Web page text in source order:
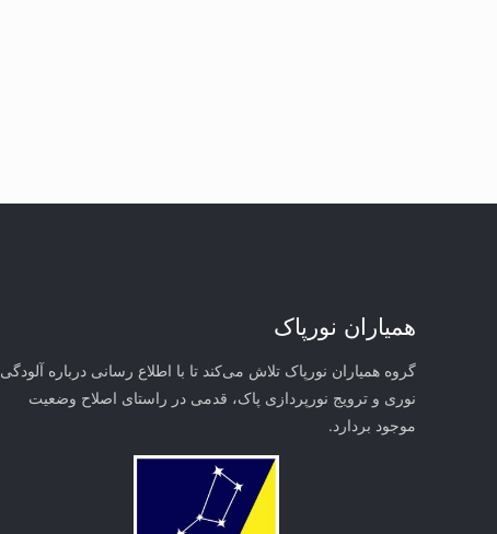
همیاران نورپاک
گروه همیاران نورپاک تلاش می‌کند تا با اطلاع رسانی درباره آلودگی
نوری و ترویج نورپردازی پاک، قدمی در راستای‌ اصلاح وضعیت
موجود بردارد.